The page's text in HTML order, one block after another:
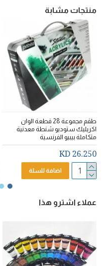
منتجات مشابة
طقم مجموعة 28 قطعة الوان
اكريليك ستوديو شنطة معدنية
متكاملة بيبيو الفرنسية
26.250 KD
اضافة للسلة
عملاء اشترو هذا